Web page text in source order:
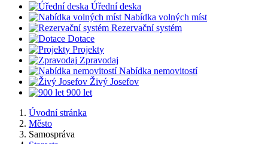
Úřední deska
Nabídka volných míst
Rezervační systém
Dotace
Projekty
Zpravodaj
Nabídka nemovitostí
Živý Josefov
900 let
Úvodní stránka
Město
Samospráva